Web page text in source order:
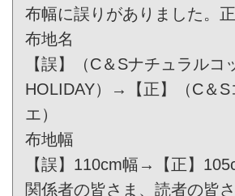
布幅に誤りがありました。正
布地名
【誤】（C＆Sナチュラルコ
HOLIDAY）→【正】（C＆S
エ）
布地幅
【誤】110cm幅→【正】
関係者の皆さま、読者の皆